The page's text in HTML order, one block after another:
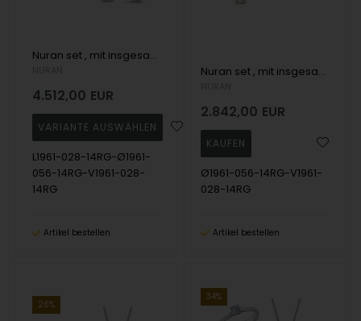
Nuran set , mit insgesamt 1,12 ct Wesselton SI
4.512,00 EUR
L1961-028-14RG-Ø1961-
056-14RG-V1961-028-
14RG
Artikel bestellen
Nuran set , mit insgesamt 0,84 ct Wesselton SI
2.842,00 EUR
Ø1961-056-14RG-V1961-
028-14RG
Artikel bestellen
26%
34%